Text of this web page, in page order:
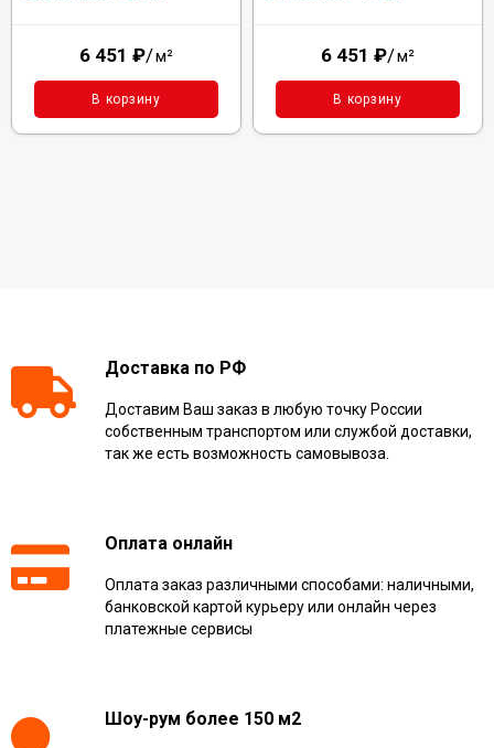
6 451 ₽/м²
В корзину
6 451 ₽/м²
В корзину
Доставка по РФ
Доставим Ваш заказ в любую точку России
собственным транспортом или службой доставки,
так же есть возможность самовывоза.
Оплата онлайн
Оплата заказ различными способами: наличными,
банковской картой курьеру или онлайн через
платежные сервисы
Шоу-рум более 150 м2